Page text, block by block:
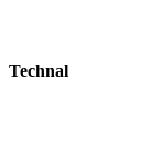
Technal